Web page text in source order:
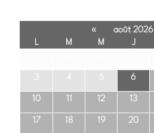
« août 2026
L M M J
3 4 5 6
10 11 12 13
17 18 19 20